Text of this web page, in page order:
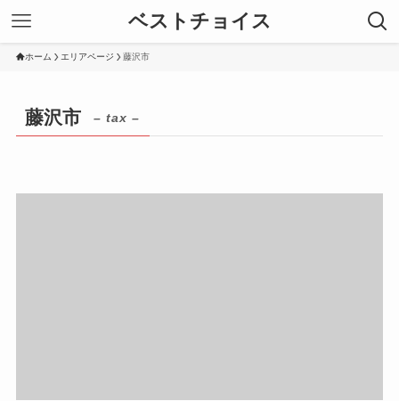
ベストチョイス
ホーム エリアページ 藤沢市
藤沢市 – tax –